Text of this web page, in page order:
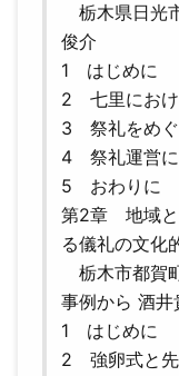
栃木県日光
俊介
1 はじめに
2 七里におけ
3 祭礼をめぐ
4 祭礼運営に
5 おわりに
第2章 地域と
る儀礼の文化
栃木市都賀
事例から 酒井
1 はじめに
2 強卵式と